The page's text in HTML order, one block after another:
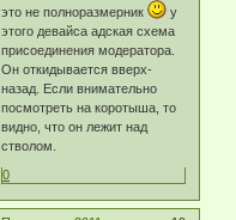
это не полноразмерник
у
этого девайса адская схема
присоединения модератора.
Он откидывается вверх-
назад. Если внимательно
посмотреть на коротыша, то
видно, что он лежит над
стволом.
0